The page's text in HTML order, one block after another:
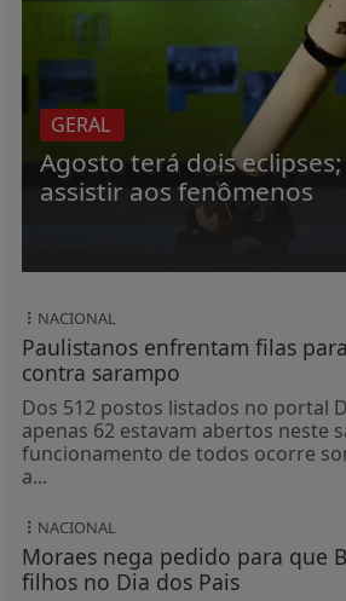
GERAL
Agosto terá dois
assistir aos fenômenos
NACIONAL
Paulistanos enfrentam filas
contra sarampo
Dos 512 postos listados no portal
apenas 62 estavam abertos neste
funcionamento de todos ocorre
a...
NACIONAL
Moraes nega pedido para que
filhos no Dia dos Pais